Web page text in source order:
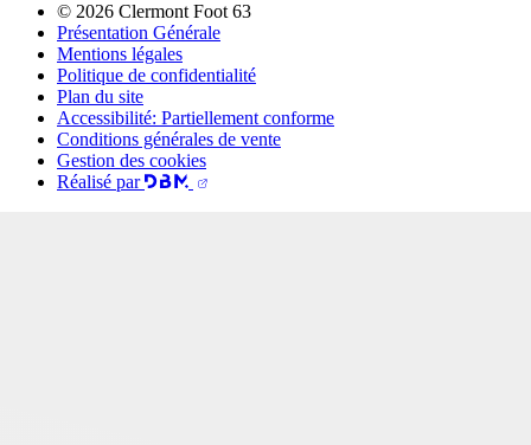
© 2026 Clermont Foot 63
Présentation Générale
Mentions légales
Politique de confidentialité
Plan du site
Accessibilité: Partiellement conforme
Conditions générales de vente
Gestion des cookies
Réalisé par